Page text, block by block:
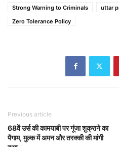
Strong Warning to Criminals
uttar
Zero Tolerance Policy
Previous article
68वें उर्स की कामयाबी पर गूंजा शुक्राने का
पैगाम, मुल्क में अमन और तरक्की की मांगी